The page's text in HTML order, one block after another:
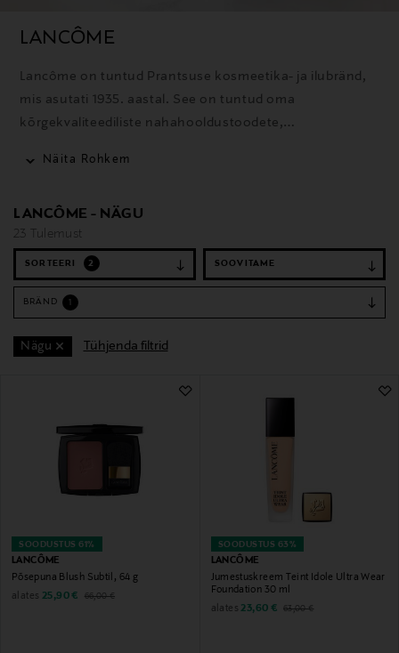
LANCÔME
Lancôme on tuntud Prantsuse kosmeetika- ja ilubränd,
mis asutati 1935. aastal. See on tuntud oma
kõrgekvaliteediliste nahahooldustoodete,
Näita Rohkem
LANCÔME - NÄGU
23 Tulemust
SORTEERI 2
BRÄND
Nägu Tühjenda filtrid
SOODUSTUS 61%
LANCÔME
Põsepuna Blush Subtil, 64 g
alates Discounted Price
25,90 € Original Price
66,00 €
SOODUSTUS 63%
LANCÔME
Jumestuskreem Teint Idole Ultra Wear
Foundation 30 ml
alates Discounted Price
23,60 € Original Price
63,00 €